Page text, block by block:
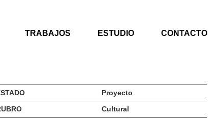
TRABAJOS ESTUDIO CONTACTO
Proyecto
Cultural